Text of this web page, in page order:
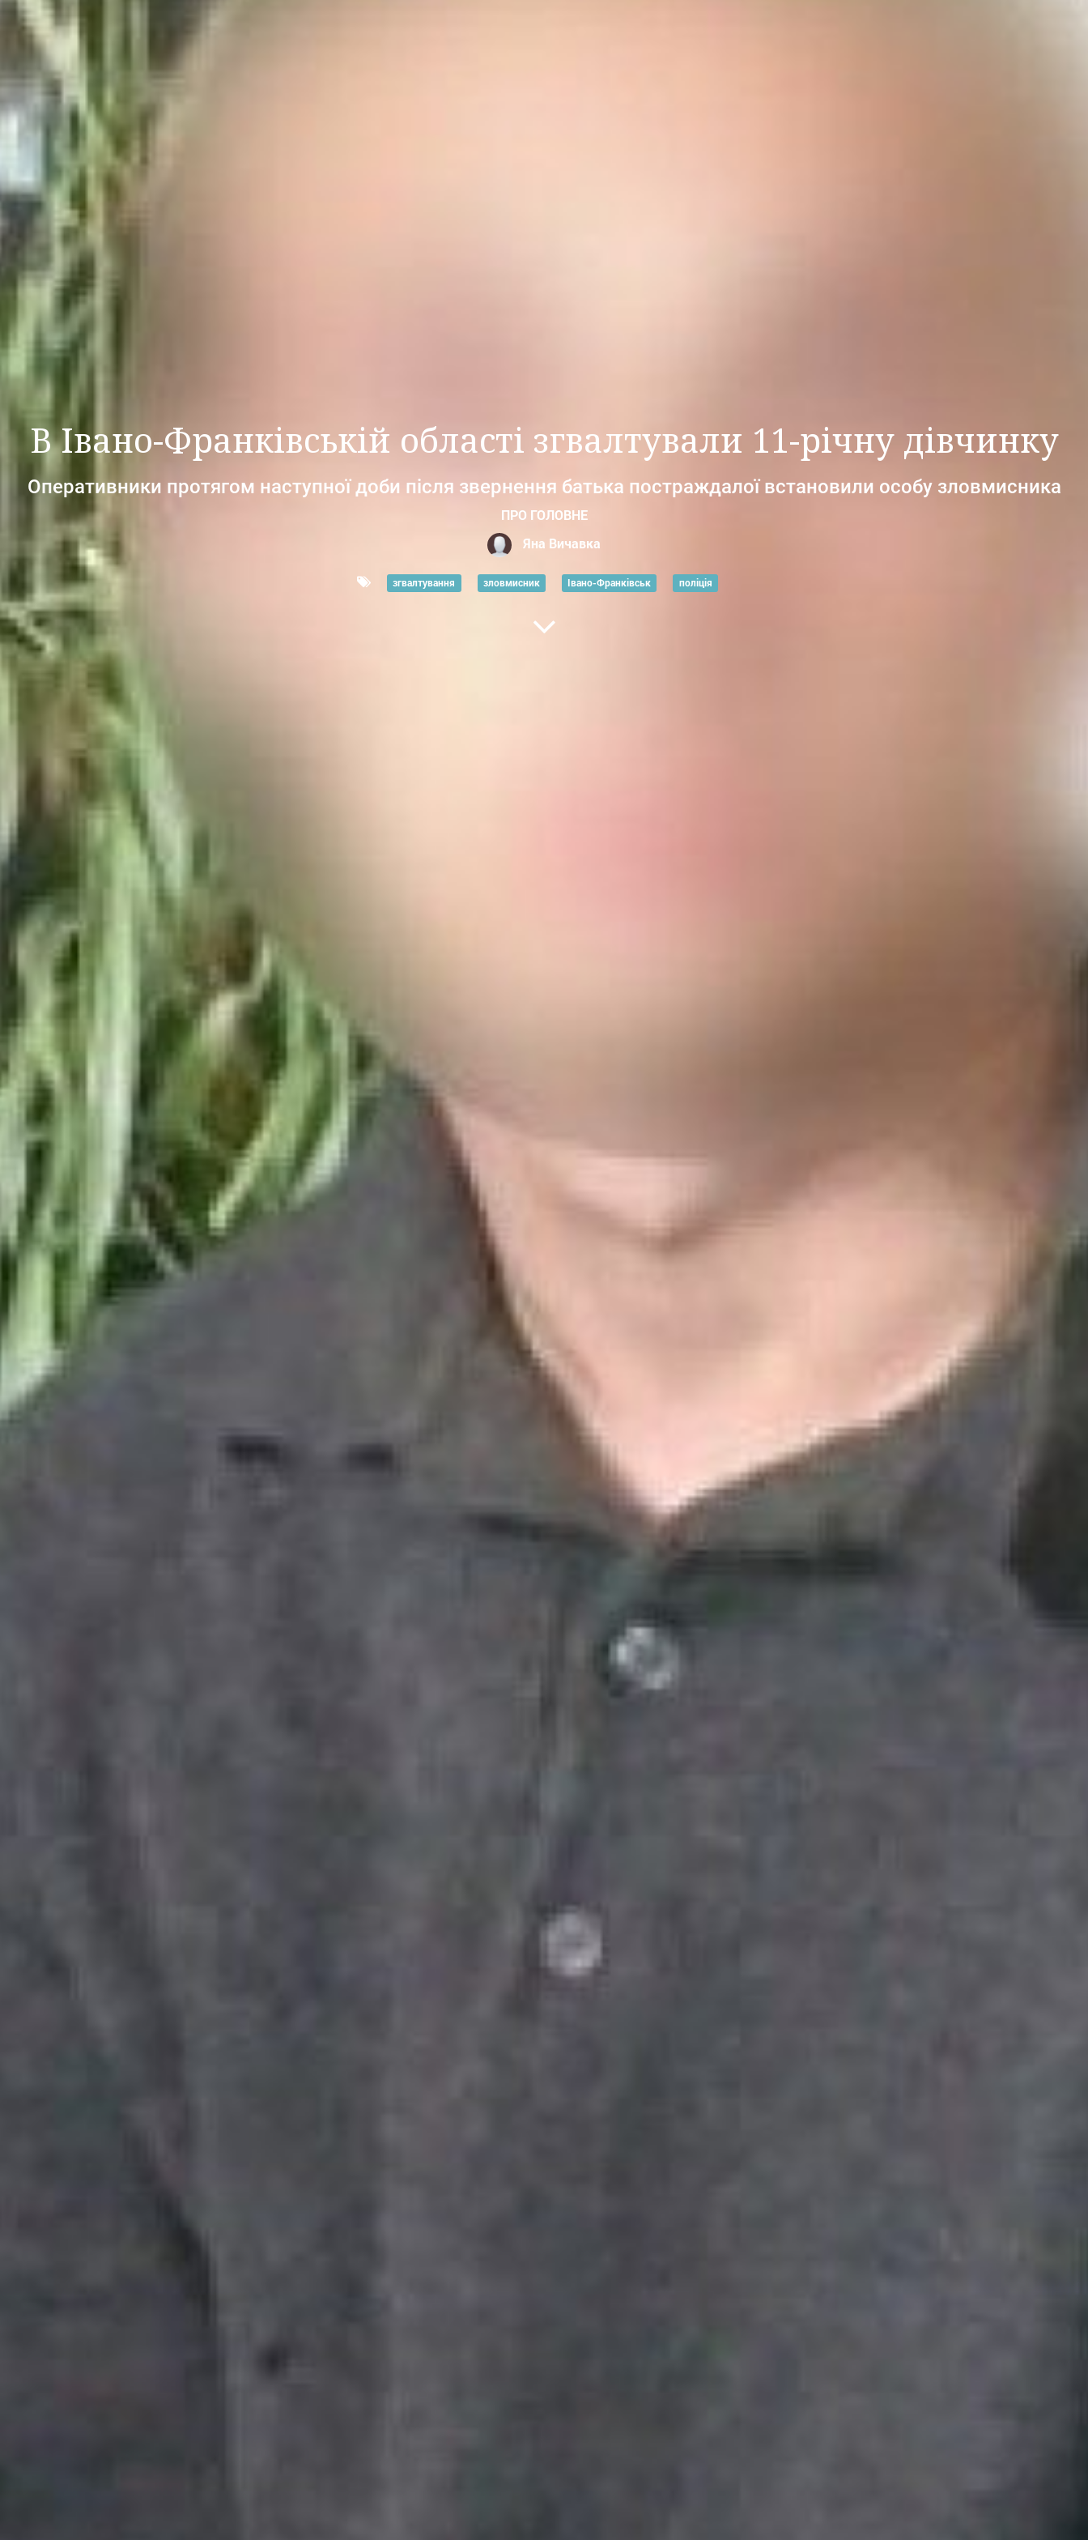
В Івано-Франківській області згвалтували 11-річну дівчинку
Оперативники протягом наступної доби після звернення батька постраждалої встановили особу зловмисника
ПРО ГОЛОВНЕ
Яна Вичавка
згвалтування зловмисник Івано-Франківськ поліція